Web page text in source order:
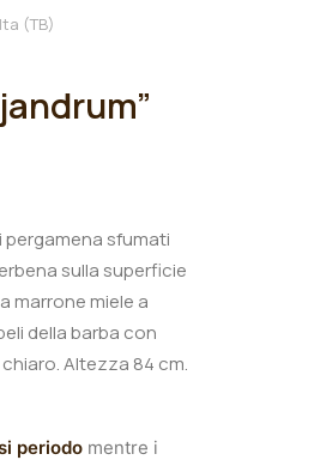
(TB)
pergamena sfumati
sulla superficie
marrone miele a
della barba con
Altezza 84 cm.
periodo mentre i